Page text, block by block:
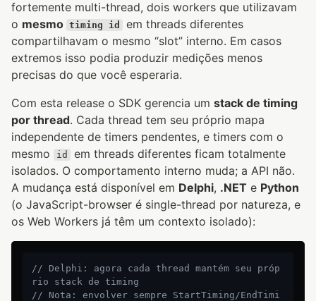
fortemente multi-thread, dois workers que utilizavam
o mesmo timing id
em threads diferentes
compartilhavam o mesmo “slot” interno. Em casos
extremos isso podia produzir medições menos
precisas do que você esperaria.
Com esta release o SDK gerencia um stack de timing
por thread. Cada thread tem seu próprio mapa
independente de timers pendentes, e timers com o
mesmo
id
em threads diferentes ficam totalmente
isolados. O comportamento interno muda; a API não.
A mudança está disponível em Delphi, .NET e Python
(o JavaScript-browser é single-thread por natureza, e
os Web Workers já têm um contexto isolado):
// Delphi: agora cada thread mantém seu próp
rio stack de timing
// Nota: envolver sempre StartTiming/EndTimi